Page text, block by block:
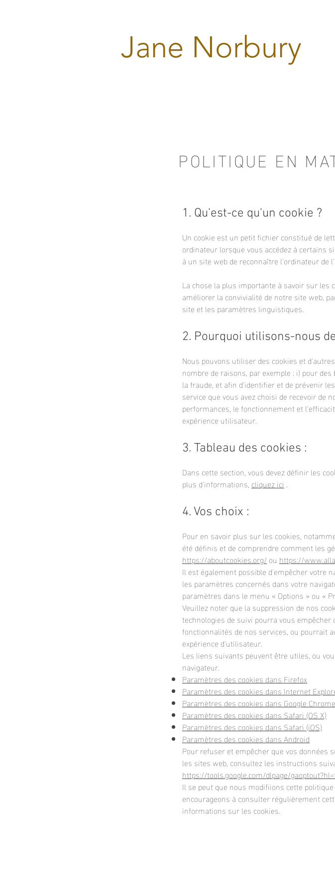
Jane Norbury
POLITIQUE EN
1. Qu'est-ce qu'un cookie ?
Un cookie est un petit fichier constitué de
ordinateur lorsque vous accédez à certains
à un site web de reconnaître l'ordinateur de
La chose la plus importante à savoir sur les
améliorer la convivialité de notre site web,
site et les paramètres linguistiques.
2. Pourquoi utilisons-nous
Nous pouvons utiliser des cookies et
nombre de raisons, par exemple : i) pour
la fraude, et afin d'identifier et de prévenir
service que vous avez choisi de recevoir de
performances, le fonctionnement et
expérience utilisateur.
3. Tableau des cookies :
Dans cette section, vous devez définir les
plus d'informations, cliquez ici .
4. Vos choix :
Pour en savoir plus sur les cookies,
été définis et de comprendre comment les
https://aboutcookies.org/ ou https://
Il est également possible d'empêcher votre
les paramètres concernés dans votre
paramètres dans le menu « Options » ou «
Veuillez noter que la suppression de nos
technologies de suivi pourra vous empêcher
fonctionnalités de nos services, ou pourrait
expérience d'utilisateur.
Les liens suivants peuvent être utiles, ou
navigateur.
Paramètres des cookies dans Firefox
Paramètres des cookies dans Internet
Paramètres des cookies dans Google Chrome
Paramètres des cookies dans Safari (OS X)
Paramètres des cookies dans Safari (iOS)
Paramètres des cookies dans Android
Pour refuser et empêcher que vos données
les sites web, consultez les instructions
https://tools.google.com/dlpage/
Il se peut que nous modifiions cette
encourageons à consulter régulièrement
informations sur les cookies.